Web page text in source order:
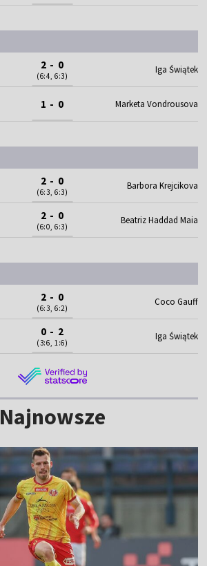
2 - 0
(6:4, 6:3)
Iga Świątek
1 - 0 Marketa Vondrousova
2 - 0
(6:3, 6:3)
Barbora Krejcikova
2 - 0
(6:0, 6:3)
Beatriz Haddad Maia
2 - 0
(6:3, 6:2)
Coco Gauff
0 - 2
(3:6, 1:6)
Iga Świątek
Najnowsze